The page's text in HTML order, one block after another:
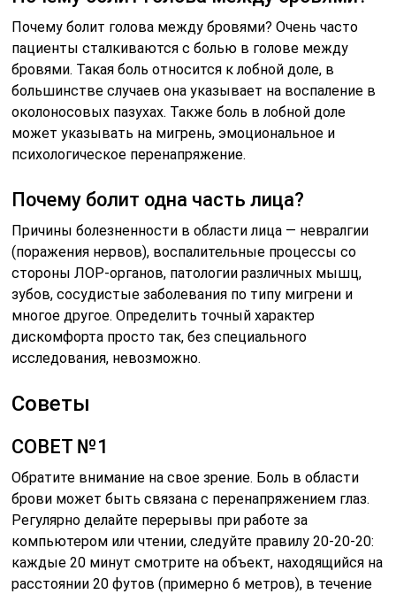
Почему болит голова между бровями? Очень часто
пациенты сталкиваются с болью в голове между
бровями. Такая боль относится к лобной доле, в
большинстве случаев она указывает на воспаление в
околоносовых пазухах. Также боль в лобной доле
может указывать на мигрень, эмоциональное и
психологическое перенапряжение.
Почему болит одна часть лица?
Причины болезненности в области лица — невралгии
(поражения нервов), воспалительные процессы со
стороны ЛОР-органов, патологии различных мышц,
зубов, сосудистые заболевания по типу мигрени и
многое другое. Определить точный характер
дискомфорта просто так, без специального
исследования, невозможно.
Советы
СОВЕТ №1
Обратите внимание на свое зрение. Боль в области
брови может быть связана с перенапряжением глаз.
Регулярно делайте перерывы при работе за
компьютером или чтении, следуйте правилу 20-20-20:
каждые 20 минут смотрите на объект, находящийся на
расстоянии 20 футов (примерно 6 метров), в течение